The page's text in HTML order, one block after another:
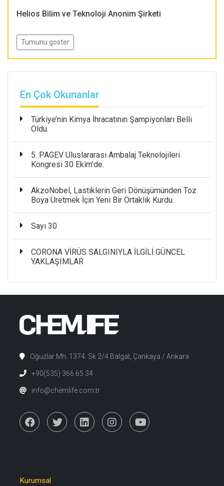
Helios Bilim ve Teknoloji Anonim Şirketi
Tumunu goster
En Çok Okunanlar
Türkiye’nin Kimya İhracatının Şampiyonları Belli
Oldu.
5. PAGEV Uluslararası Ambalaj Teknolojileri
Kongresi 30 Ekim’de.
AkzoNobel, Lastiklerin Geri Dönüşümünden Toz
Boya Üretmek İçin Yeni Bir Ortaklık Kurdu.
Sayı 30
CORONA VİRÜS SALGINIYLA İLGİLİ GÜNCEL
YAKLAŞIMLAR
Oğuzlar Mh. 1374. Sk 2/4 Balgat, Çankaya / Ankara
+90(535) 366 65 34
info@chemlife.com.tr
Kurumsal